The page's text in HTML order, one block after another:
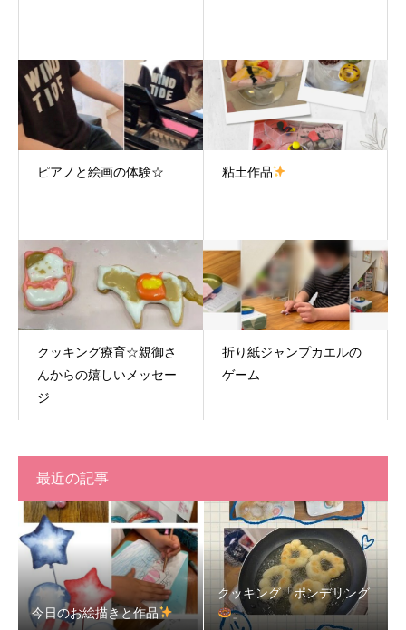
ピアノと絵画の体験☆ 粘土作品
クッキング療育☆親御さ
んからの嬉しいメッセー
ジ
折り紙ジャンプカエルの
ゲーム
最近の記事
今日のお絵描きと作品
クッキング「ポンデリング
」